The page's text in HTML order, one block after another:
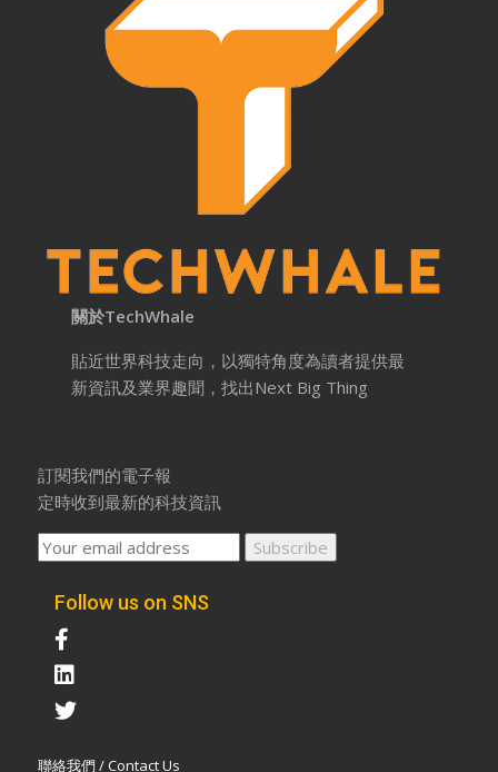
關於TechWhale
貼近世界科技走向，以獨特角度為讀者提供最
新資訊及業界趣聞，找出Next Big Thing
訂閱我們的電子報
定時收到最新的科技資訊
Follow us on SNS
聯絡我們 / Contact Us